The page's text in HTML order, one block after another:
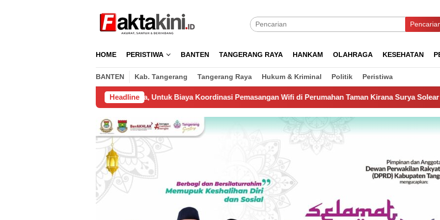
HOME PERISTIWA BANTEN TANGERANG RAYA HANKAM OLAHRAGA KESEHATAN
BANTEN Kab. Tangerang Tangerang Raya Hukum & Kriminal Politik Peristiwa
Headline
Pengusaha, Untuk Biaya Koordinasi Pemasangan Wifi di Perumahan Taman Kirana Surya Solear Spanyol